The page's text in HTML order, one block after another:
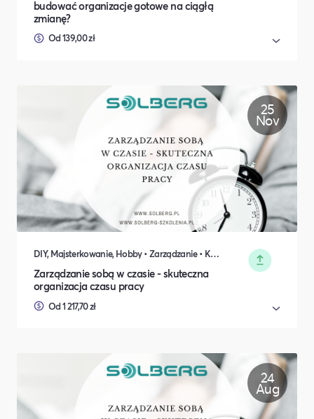
budować organizacje gotowe na ciągłą
zmianę?
Od 139,00 zł
25
Nov
DIY, Majsterkowanie, Hobby • Zarządzanie • Koncerty, Festiwale, Rozrywka • Sprzedaż • Komunikacja i wystąpienia publiczne • Rozwój osobisty • Marketing • Biznes i Przedsiędsiębiorczość • Nauka i Edukacja • Polityka i Gospodarka
Zarządzanie sobą w czasie - skuteczna
organizacja czasu pracy
Od 1 217,70 zł
24
Aug